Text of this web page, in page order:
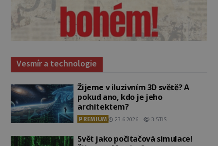
Vesmír a technologie
Žijeme v iluzivním 3D světě? A
pokud ano, kdo je jeho
architektem?
PREMIUM 23.6.2026 3.5TIS
Svět jako počítačová simulace!